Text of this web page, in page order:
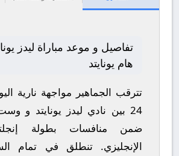
تفاصيل و موعد مباراة ليدز
هام يونايتد
24 بين نادي ليدز يونايتد و
ضمن منافسات بطولة
الإنجليزي.